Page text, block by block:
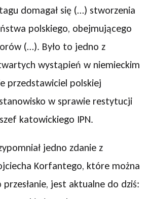
domagał się (…) stworzenia
polskiego, obejmującego
(…). Było to jedno z
wystąpień w niemieckim
przedstawiciel polskiej
w sprawie restytucji
katowickiego IPN.
jedno zdanie z
Korfantego, które można
jest aktualne do dziś: